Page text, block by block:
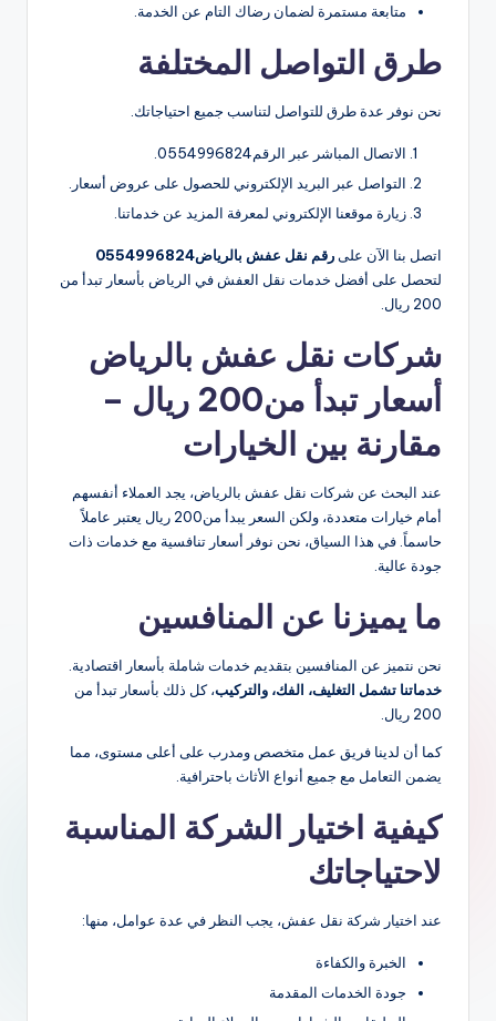
متابعة مستمرة لضمان رضاك التام عن الخدمة.
طرق التواصل المختلفة
نحن نوفر عدة طرق للتواصل لتناسب جميع احتياجاتك.
الاتصال المباشر عبر الرقم0554996824.
التواصل عبر البريد الإلكتروني للحصول على عروض أسعار.
زيارة موقعنا الإلكتروني لمعرفة المزيد عن خدماتنا.
اتصل بنا الآن على رقم نقل عفش بالرياض0554996824
لتحصل على أفضل خدمات نقل العفش في الرياض بأسعار تبدأ من
200 ريال.
شركات نقل عفش بالرياض
أسعار تبدأ من200 ريال –
مقارنة بين الخيارات
عند البحث عن شركات نقل عفش بالرياض، يجد العملاء أنفسهم
أمام خيارات متعددة، ولكن السعر يبدأ من200 ريال يعتبر عاملاً
حاسماً. في هذا السياق، نحن نوفر أسعار تنافسية مع خدمات ذات
جودة عالية.
ما يميزنا عن المنافسين
نحن نتميز عن المنافسين بتقديم خدمات شاملة بأسعار اقتصادية.
خدماتنا تشمل التغليف، الفك، والتركيب، كل ذلك بأسعار تبدأ من
200 ريال.
كما أن لدينا فريق عمل متخصص ومدرب على أعلى مستوى، مما
يضمن التعامل مع جميع أنواع الأثاث باحترافية.
كيفية اختيار الشركة المناسبة
لاحتياجاتك
عند اختيار شركة نقل عفش، يجب النظر في عدة عوامل، منها:
الخبرة والكفاءة
جودة الخدمات المقدمة